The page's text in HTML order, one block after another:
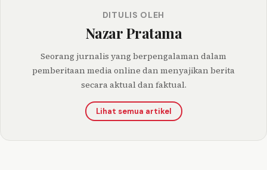
DITULIS OLEH
Nazar Pratama
Seorang jurnalis yang berpengalaman dalam
pemberitaan media online dan menyajikan berita
secara aktual dan faktual.
Lihat semua artikel